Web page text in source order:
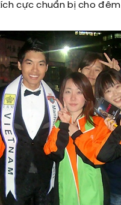
cực chuẩn bị cho đêm